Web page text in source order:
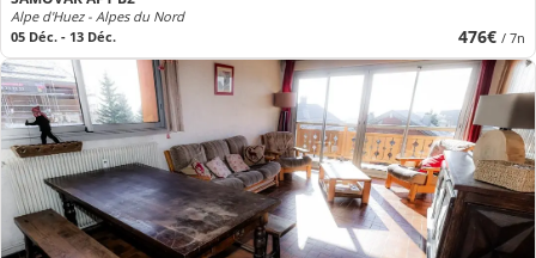
Alpe d'Huez - Alpes du Nord
05 Déc. - 13 Déc.
476€ / 7n